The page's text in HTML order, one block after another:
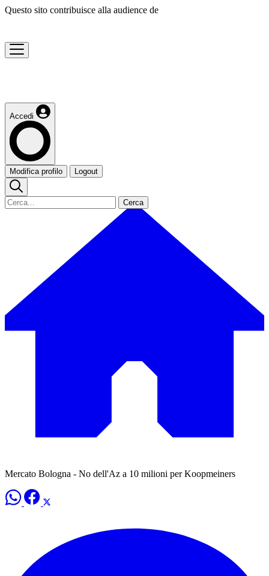
Questo sito contribuisce alla audience de
Accedi
Modifica profilo Logout
Cerca
Mercato Bologna - No dell'Az a 10 milioni per Koopmeiners